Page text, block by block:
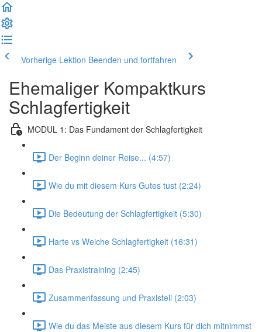
Vorherige Lektion Beenden und fortfahren
Ehemaliger Kompaktkurs
Schlagfertigkeit
MODUL 1: Das Fundament der Schlagfertigkeit
Der Beginn deiner Reise... (4:57)
Wie du mit diesem Kurs Gutes tust (2:24)
Die Bedeutung der Schlagfertigkeit (5:30)
Harte vs Weiche Schlagfertigkeit (16:31)
Das Praxistraining (2:45)
Zusammenfassung und Praxisteil (2:03)
Wie du das Meiste aus diesem Kurs für dich mitnimmst